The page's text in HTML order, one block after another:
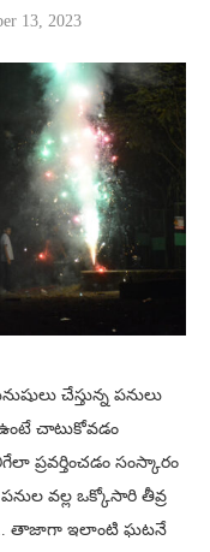
13, 2023
చేస్తున్న పనులు
చాటుకోవడం
ప్రవర్తించడం సంస్కారం
వల్ల ఒక్కోసారి తీవ్ర
తాజాగా ఇలాంటి ఘటనే